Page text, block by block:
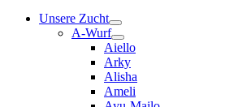
Unsere Zucht
A-Wurf
Aiello
Arky
Alisha
Ameli